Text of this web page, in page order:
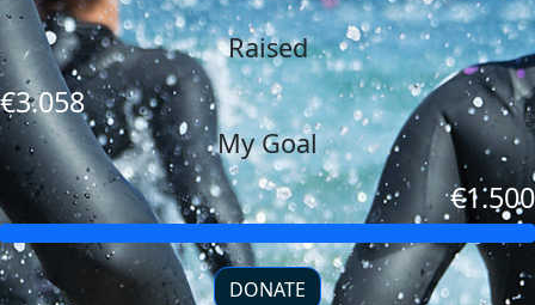
Raised
€3.058
My Goal
€1.500
DONATE